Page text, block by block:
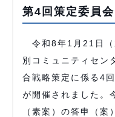
第4回策定委員会
令和8年1月21日（
別コミュニティセン
合戦略策定に係る4
が開催されました。
（素案）の答申（